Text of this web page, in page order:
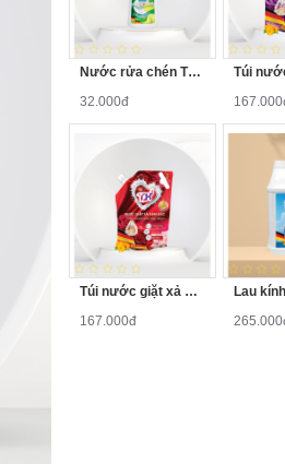
Nước rửa chén TH 750g-Hương Chanh chai hàn trắng,nắp xanh
32.000đ
Túi nước giặt xả TH 3.6kg Đỏ
167.000đ
Lau